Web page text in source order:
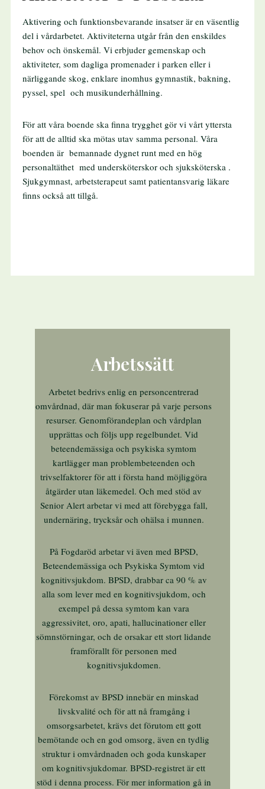
Aktivering och funktionsbevarande insatser är en väsentlig
del i vårdarbetet. Aktiviteterna utgår från den enskildes
behov och önskemål. Vi erbjuder gemenskap och
aktiviteter, som dagliga promenader i parken eller i
närliggande skog, enklare inomhus gymnastik, bakning,
pyssel, spel och musikunderhållning.
För att våra boende ska finna trygghet gör vi vårt yttersta
för att de alltid ska mötas utav samma personal. Våra
boenden är bemannade dygnet runt med en hög
personaltäthet med undersköterskor och sjuksköterska .
Sjukgymnast, arbetsterapeut samt patientansvarig läkare
finns också att tillgå.
Arbetssätt
Arbetet bedrivs enlig en personcentrerad
omvårdnad, där man fokuserar på varje per­sons
resurser. Genomförandeplan och vårdplan
upprättas och följs upp regelbundet. Vid
beteendemässiga och psykiska symtom
kartlägger man problembeteenden och
trivselfaktorer för att i första hand möjlig­göra
åtgärder utan läkemedel. Och med stöd av
Senior Alert arbetar vi med att förebygga fall,
undernäring, trycksår och ohälsa i munnen.
På Fogdaröd arbetar vi även med BPSD,
Beteendemässiga och Psykiska Symtom vid
kognitivsjukdom. BPSD, drabbar ca 90 % av
alla som lever med en kognitivsjukdom, och
exempel på dessa symtom kan vara
aggressivitet, oro, apati, hallucinationer eller
sömnstörningar, och de orsakar ett stort lidande
framförallt för personen med
kognitivsjukdomen.
Förekomst av BPSD innebär en minskad
livskvalité och för att nå framgång i
omsorgsarbetet, krävs det förutom ett gott
bemötande och en god omsorg, även en tydlig
struktur i omvårdnaden och goda kunskaper
om kognitivsjukdomar. BPSD-registret är ett
stöd i denna process. För mer information gå in